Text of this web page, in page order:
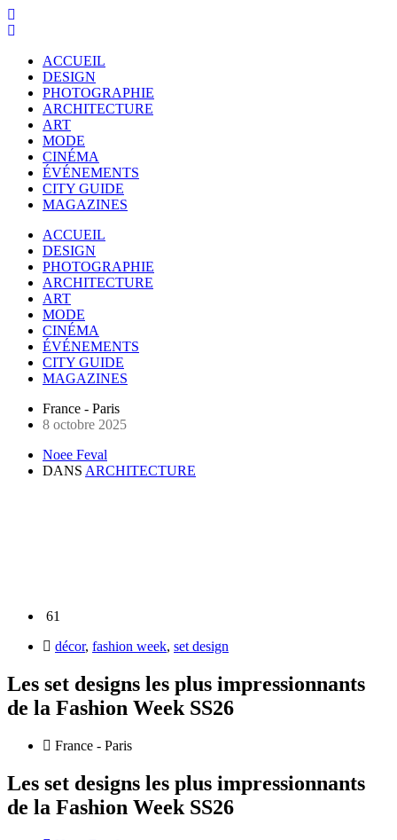
ACCUEIL
DESIGN
PHOTOGRAPHIE
ARCHITECTURE
ART
MODE
CINÉMA
ÉVÉNEMENTS
CITY GUIDE
MAGAZINES
ACCUEIL
DESIGN
PHOTOGRAPHIE
ARCHITECTURE
ART
MODE
CINÉMA
ÉVÉNEMENTS
CITY GUIDE
MAGAZINES
France - Paris
8 octobre 2025
Noee Feval
DANS ARCHITECTURE
61
décor, fashion week, set design
Les set designs les plus impressionnants
de la Fashion Week SS26
France - Paris
Les set designs les plus impressionnants
de la Fashion Week SS26